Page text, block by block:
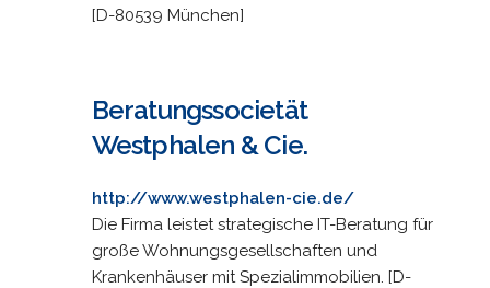
[D-80539 München]
Beratungssocietät
Westphalen & Cie.
http://www.westphalen-cie.de/
Die Firma leistet strategische IT-Beratung für
große Wohnungsgesellschaften und
Krankenhäuser mit Spezialimmobilien. [D-